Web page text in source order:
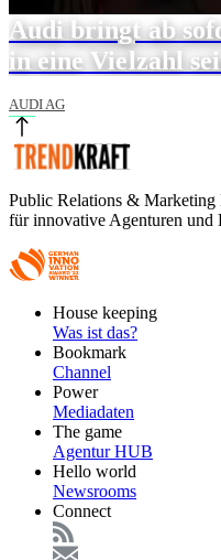
Audi bringt ab
in eine Vielzahl
AUDI AG
Public Relations &
für innovative Agenturen
FooterHouse keeping
Was ist das?
Bookmark
Channel
Power
Mediadaten
The game
Agentur HUB
Hello world
Newsrooms
Connect